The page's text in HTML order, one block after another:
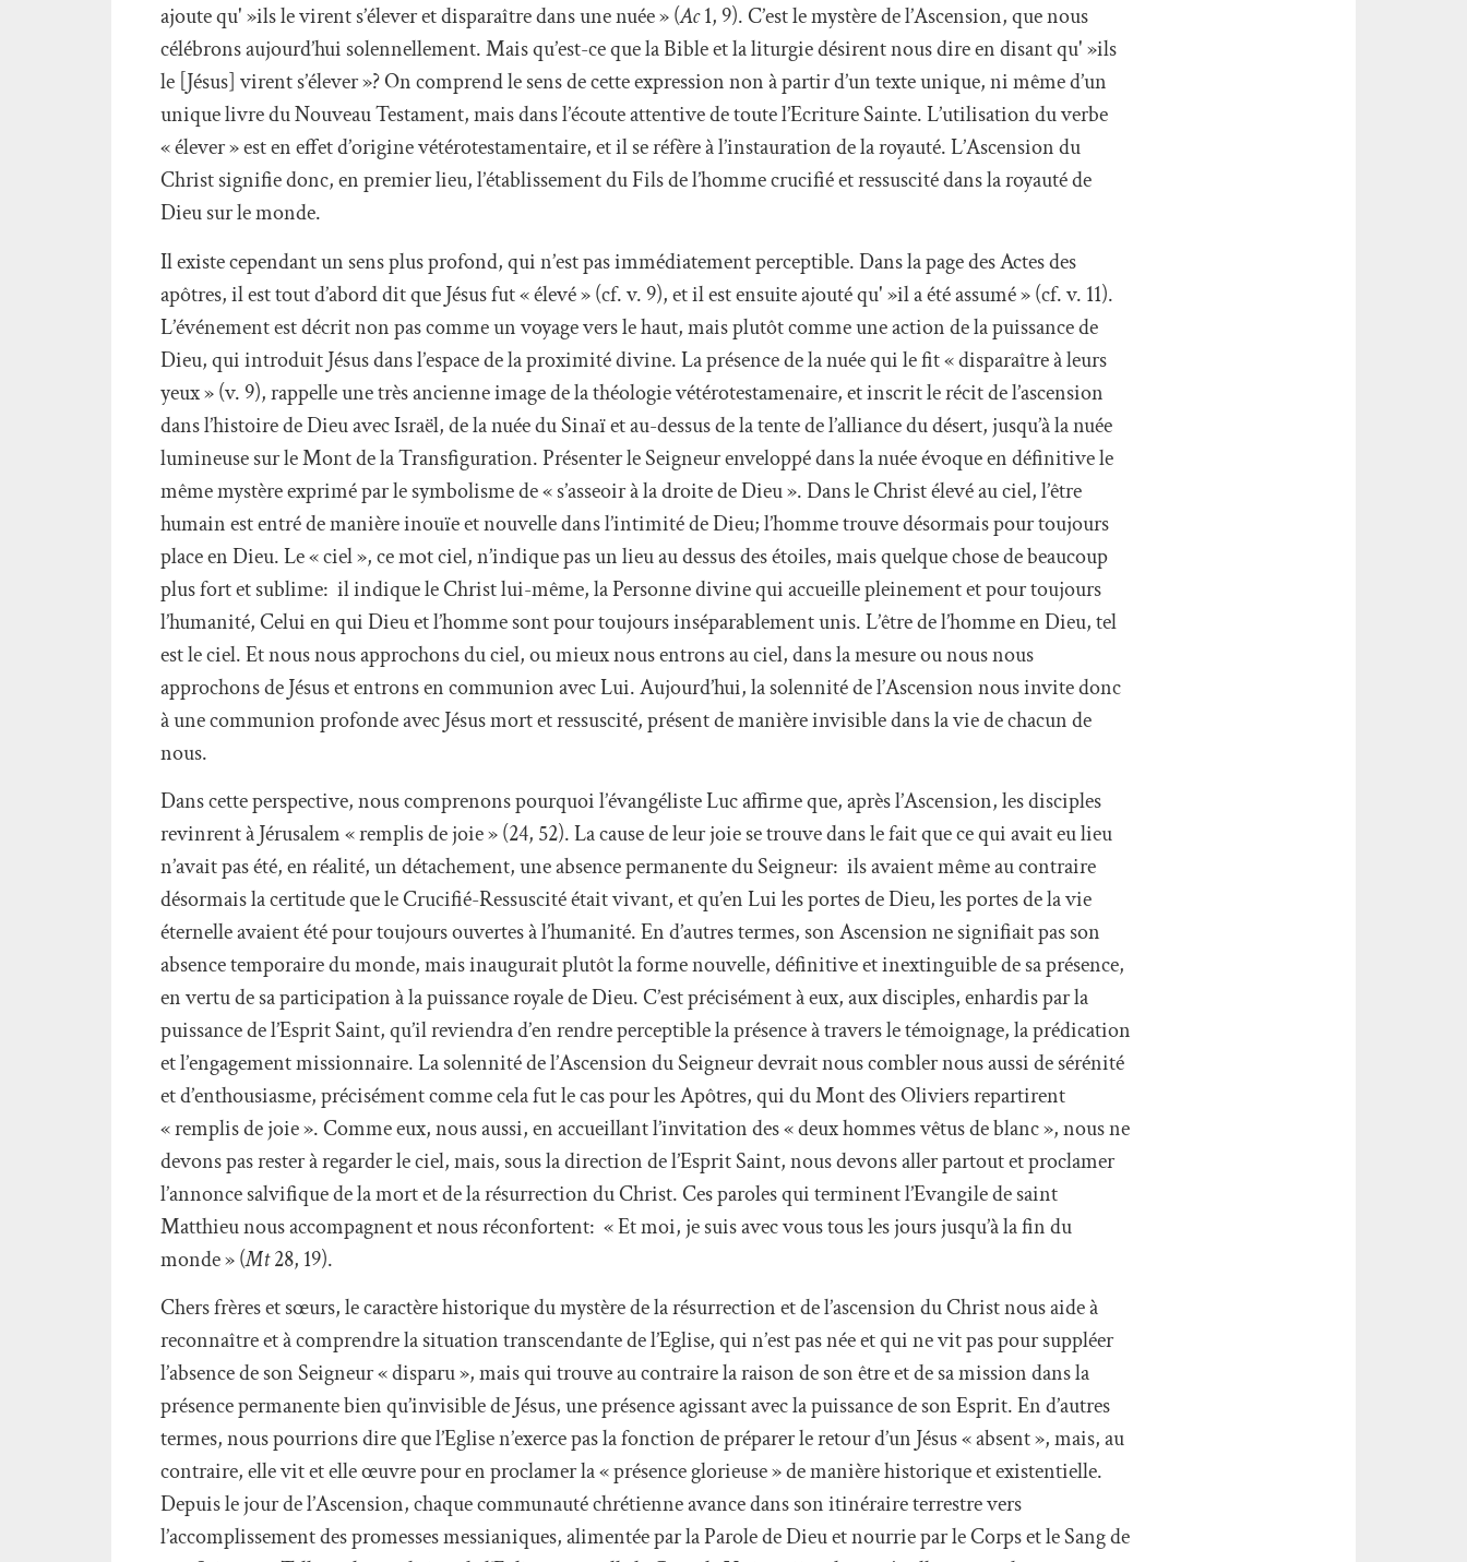
ajoute qu' »ils le virent s’élever et disparaître dans une nuée » (Ac1, 9). C’est le mystère de l’Ascension, que nous
célébrons aujourd’hui solennellement. Mais qu’est-ce que la Bible et la liturgie désirent nous dire en disant qu' »ils
le [Jésus] virent s’élever »? On comprend le sens de cette expression non à partir d’un texte unique, ni même d’un
unique livre du Nouveau Testament, mais dans l’écoute attentive de toute l’Ecriture Sainte. L’utilisation du verbe
« élever » est en effet d’origine vétérotestamentaire, et il se réfère à l’instauration de la royauté. L’Ascension du
Christ signifie donc, en premier lieu, l’établissement du Fils de l’homme crucifié et ressuscité dans la royauté de
Dieu sur le monde.
Il existe cependant un sens plus profond, qui n’est pas immédiatement perceptible. Dans la page des Actes des
apôtres, il est tout d’abord dit que Jésus fut « élevé » (cf. v. 9), et il est ensuite ajouté qu' »il a été assumé » (cf. v. 11).
L’événement est décrit non pas comme un voyage vers le haut, mais plutôt comme une action de la puissance de
Dieu, qui introduit Jésus dans l’espace de la proximité divine. La présence de la nuée qui le fit « disparaître à leurs
yeux » (v. 9), rappelle une très ancienne image de la théologie vétérotestamenaire, et inscrit le récit de l’ascension
dans l’histoire de Dieu avec Israël, de la nuée du Sinaï et au-dessus de la tente de l’alliance du désert, jusqu’à la nuée
lumineuse sur le Mont de la Transfiguration. Présenter le Seigneur enveloppé dans la nuée évoque en définitive le
même mystère exprimé par le symbolisme de « s’asseoir à la droite de Dieu ». Dans le Christ élevé au ciel, l’être
humain est entré de manière inouïe et nouvelle dans l’intimité de Dieu; l’homme trouve désormais pour toujours
place en Dieu. Le « ciel », ce mot ciel, n’indique pas un lieu au dessus des étoiles, mais quelque chose de beaucoup
plus fort et sublime: il indique le Christ lui-même, la Personne divine qui accueille pleinement et pour toujours
l’humanité, Celui en qui Dieu et l’homme sont pour toujours inséparablement unis. L’être de l’homme en Dieu, tel
est le ciel. Et nous nous approchons du ciel, ou mieux nous entrons au ciel, dans la mesure ou nous nous
approchons de Jésus et entrons en communion avec Lui. Aujourd’hui, la solennité de l’Ascension nous invite donc
à une communion profonde avec Jésus mort et ressuscité, présent de manière invisible dans la vie de chacun de
nous.
Dans cette perspective, nous comprenons pourquoi l’évangéliste Luc affirme que, après l’Ascension, les disciples
revinrent à Jérusalem « remplis de joie » (24, 52). La cause de leur joie se trouve dans le fait que ce qui avait eu lieu
n’avait pas été, en réalité, un détachement, une absence permanente du Seigneur: ils avaient même au contraire
désormais la certitude que le Crucifié-Ressuscité était vivant, et qu’en Lui les portes de Dieu, les portes de la vie
éternelle avaient été pour toujours ouvertes à l’humanité. En d’autres termes, son Ascension ne signifiait pas son
absence temporaire du monde, mais inaugurait plutôt la forme nouvelle, définitive et inextinguible de sa présence,
en vertu de sa participation à la puissance royale de Dieu. C’est précisément à eux, aux disciples, enhardis par la
puissance de l’Esprit Saint, qu’il reviendra d’en rendre perceptible la présence à travers le témoignage, la prédication
et l’engagement missionnaire. La solennité de l’Ascension du Seigneur devrait nous combler nous aussi de sérénité
et d’enthousiasme, précisément comme cela fut le cas pour les Apôtres, qui du Mont des Oliviers repartirent
« remplis de joie ». Comme eux, nous aussi, en accueillant l’invitation des « deux hommes vêtus de blanc », nous ne
devons pas rester à regarder le ciel, mais, sous la direction de l’Esprit Saint, nous devons aller partout et proclamer
l’annonce salvifique de la mort et de la résurrection du Christ. Ces paroles qui terminent l’Evangile de saint
Matthieu nous accompagnent et nous réconfortent: « Et moi, je suis avec vous tous les jours jusqu’à la fin du
monde » (Mt28, 19).
Chers frères et sœurs, le caractère historique du mystère de la résurrection et de l’ascension du Christ nous aide à
reconnaître et à comprendre la situation transcendante de l’Eglise, qui n’est pas née et qui ne vit pas pour suppléer
l’absence de son Seigneur « disparu », mais qui trouve au contraire la raison de son être et de sa mission dans la
présence permanente bien qu’invisible de Jésus, une présence agissant avec la puissance de son Esprit. En d’autres
termes, nous pourrions dire que l’Eglise n’exerce pas la fonction de préparer le retour d’un Jésus « absent », mais, au
contraire, elle vit et elle œuvre pour en proclamer la « présence glorieuse » de manière historique et existentielle.
Depuis le jour de l’Ascension, chaque communauté chrétienne avance dans son itinéraire terrestre vers
l’accomplissement des promesses messianiques, alimentée par la Parole de Dieu et nourrie par le Corps et le Sang de